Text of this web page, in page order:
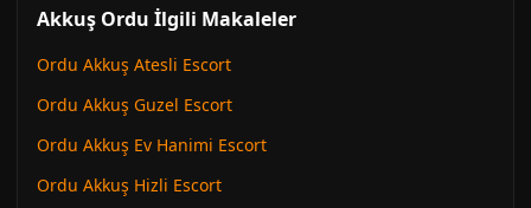
Akkuş Ordu İlgili Makaleler
Ordu Akkuş Atesli Escort
Ordu Akkuş Guzel Escort
Ordu Akkuş Ev Hanimi Escort
Ordu Akkuş Hizli Escort